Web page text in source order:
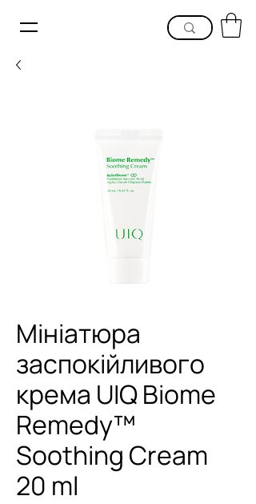
Мініатюра
заспокійливого
крема UIQ Biome
Remedy™
Soothing Cream
20 ml